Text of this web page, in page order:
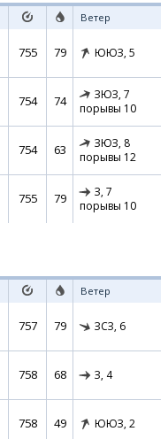
Ветер
755 79 ЮЮЗ, 5
754 74 ЗЮЗ, 7
порывы 10
754 63 ЗЮЗ, 8
порывы 12
755 79 З, 7
порывы 10
Ветер
757 79 ЗСЗ, 6
758 68 З, 4
758 49 ЮЮЗ, 2